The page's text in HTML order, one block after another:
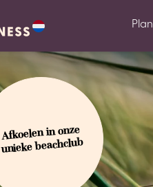
Afkoelen in onze
unieke beachclub